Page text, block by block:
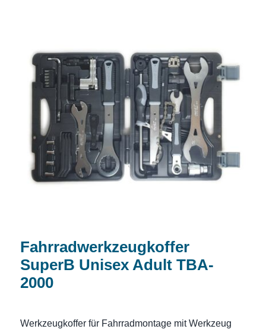
Fahrradwerkzeugkoffer SuperB Unisex
Adult TBA-2000
Fahrradwerkzeugkoffer
SuperB Unisex Adult TBA-
2000
Werkzeugkoffer für Fahrradmontage mit Werkzeug